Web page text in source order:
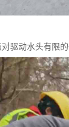
驱动水头有限的